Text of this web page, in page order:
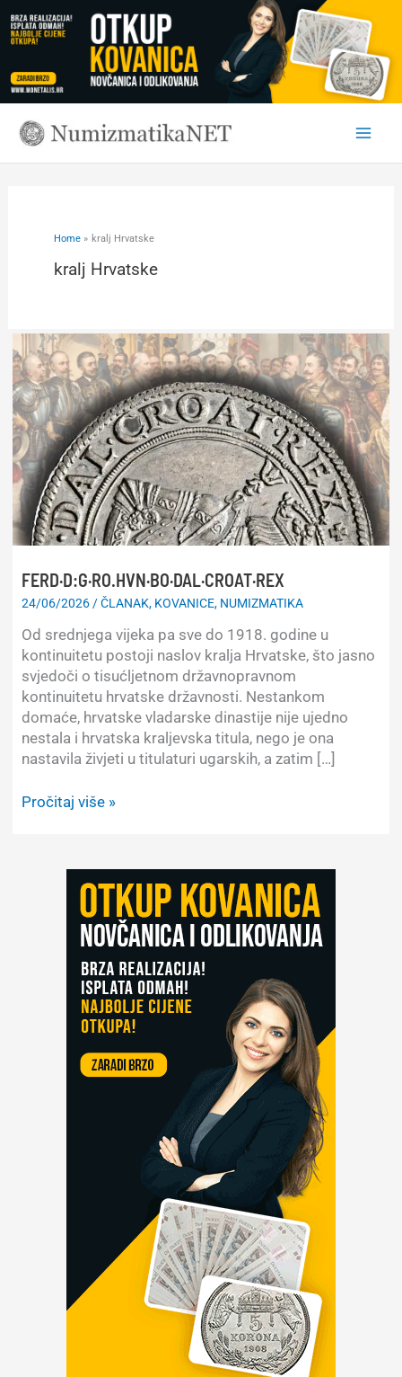
to
content
Home kralj Hrvatske
kralj Hrvatske
FERD·D:G·RO.HVN·BO·DAL·CROAT·REX
24/06/2026 /ČLANAK, KOVANICE, NUMIZMATIKA
Od srednjega vijeka pa sve do 1918. godine u
kontinuitetu postoji naslov kralja Hrvatske, što jasno
svjedoči o tisućljetnom državnopravnom
kontinuitetu hrvatske državnosti. Nestankom
domaće, hrvatske vladarske dinastije nije ujedno
nestala i hrvatska kraljevska titula, nego je ona
nastavila živjeti u titulaturi ugarskih, a zatim […]
FERD·D:G·RO.HVN·BO·DAL·CROAT·REX
Pročitaj više »